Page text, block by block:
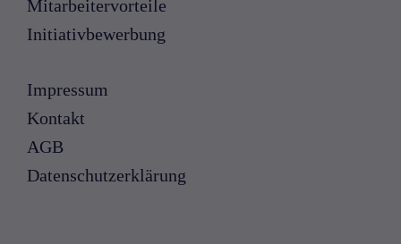
Mitarbeitervorteile
Initiativbewerbung
Impressum
Kontakt
AGB
Datenschutzerklärung